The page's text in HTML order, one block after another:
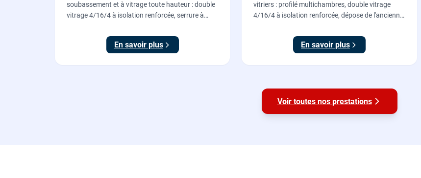
soubassement et à vitrage toute hauteur : double
vitrage 4/16/4 à isolation renforcée, serrure à
Fournie et posée par nos vitriers.
En savoir plus
vitriers : profilé multichambres, double vitrage
4/16/4 à isolation renforcée, dépose de l'ancienne
€ TTC posée, TVA 10 %.
En savoir plus
Voir toutes nos prestations